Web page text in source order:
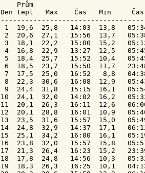
Prům
Den tepl   Max    Čas   Min
1  19,6  25,8   14:03  13,8
2  20,6  27,1   15:56  13,7
3  18,1  22,2   15:00  15,2
4  16,8  22,9   13:27  12,5
5  18,4  25,7   15:52  10,4
6  18,5  23,7   15:50  11,7
7  17,5  25,0   16:52   8,8
8  22,3  30,6   16:08  12,9
9  24,4  31,8   15:15  16,1
10  24,1  32,0   14:02  16,2
11  20,1  26,3   16:11  12,6
12  20,1  28,8   16:01  10,9
13  23,5  31,6   15:57  15,0
14  24,8  32,9   14:37  17,1
15  25,1  34,2   16:00  16,1
16  23,8  32,0   15:57  15,8
17  21,3  26,4   16:23  15,2
18  17,8  24,8   14:56  10,3
19  18,3  26,3   16:25  10,1